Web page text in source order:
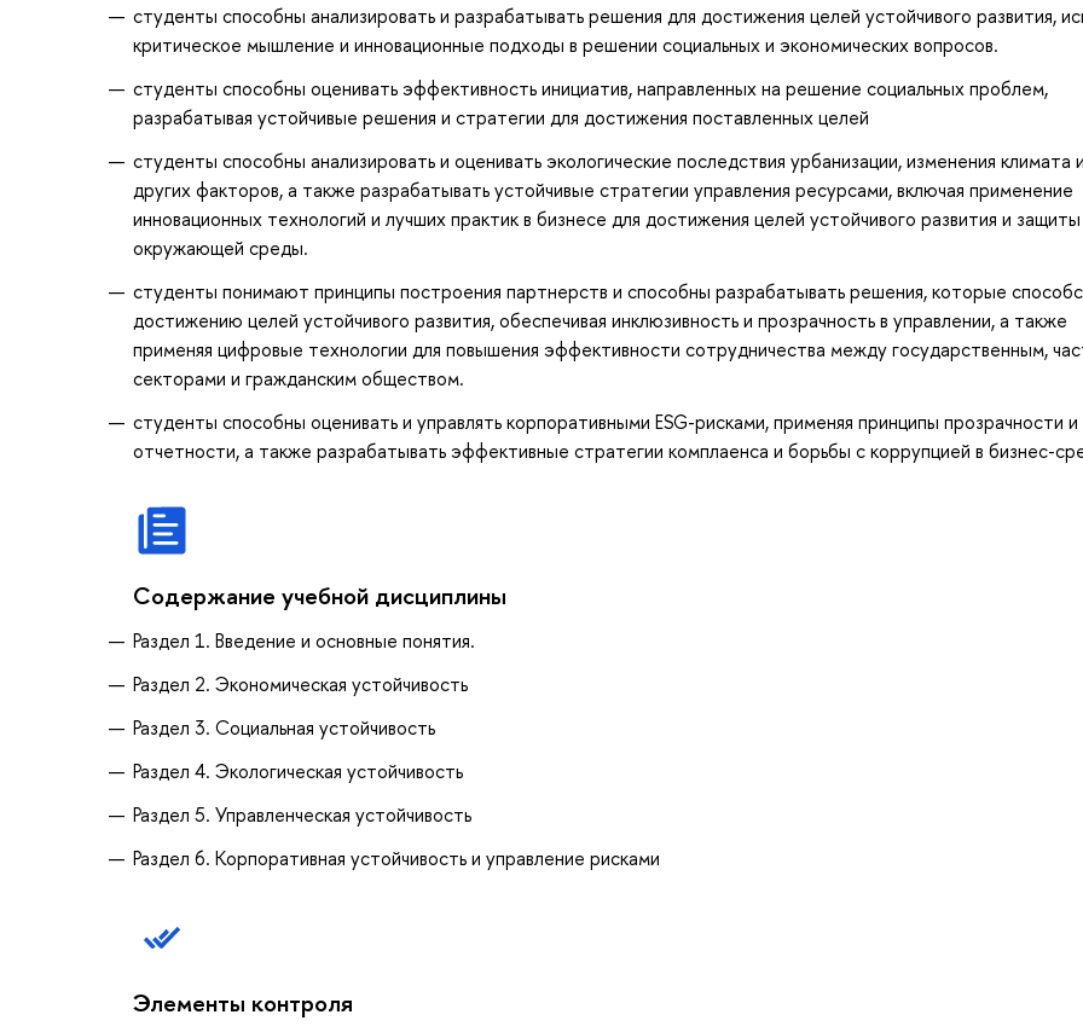
студенты способны анализировать и разрабатывать решения для достижения целей устойчивого развития,
критическое мышление и инновационные подходы в решении социальных и экономических вопросов.
студенты способны оценивать эффективность инициатив, направленных на решение социальных проблем,
разрабатывая устойчивые решения и стратегии для достижения поставленных целей
студенты способны анализировать и оценивать экологические последствия урбанизации, изменения климата и
других факторов, а также разрабатывать устойчивые стратегии управления ресурсами, включая применение
инновационных технологий и лучших практик в бизнесе для достижения целей устойчивого развития и защиты
окружающей среды.
студенты понимают принципы построения партнерств и способны разрабатывать решения, которые
достижению целей устойчивого развития, обеспечивая инклюзивность и прозрачность в управлении, а также
применяя цифровые технологии для повышения эффективности сотрудничества между государственным,
секторами и гражданским обществом.
студенты способны оценивать и управлять корпоративными ESG-рисками, применяя принципы прозрачности и
отчетности, а также разрабатывать эффективные стратегии комплаенса и борьбы с коррупцией в бизнес-
Содержание учебной дисциплины
Раздел 1. Введение и основные понятия.
Раздел 2. Экономическая устойчивость
Раздел 3. Социальная устойчивость
Раздел 4. Экологическая устойчивость
Раздел 5. Управленческая устойчивость
Раздел 6. Корпоративная устойчивость и управление рисками
Элементы контроля